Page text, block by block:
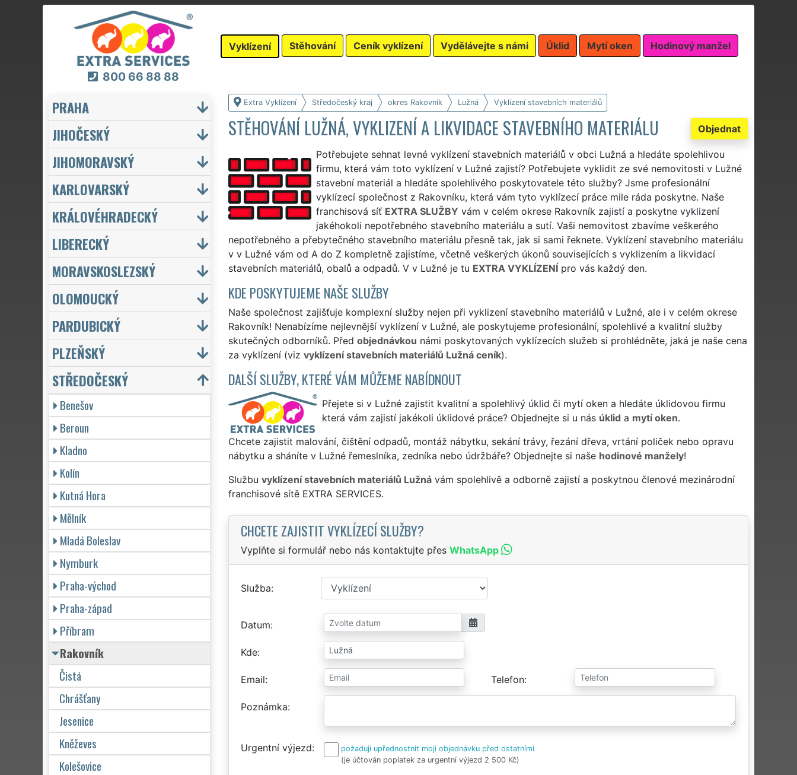
800 66 88 88
Vyklízení Stěhování Ceník vyklízení Vydělávejte s námi Úklid Mytí oken Hodinový manžel
Extra Vyklízení Středočeský kraj okres Rakovník Lužná Vyklízení stavebních materiálů
Objednat
STĚHOVÁNÍ LUŽNÁ, VYKLIZENÍ A LIKVIDACE STAVEBNÍHO MATERIÁLU
Potřebujete sehnat levné vyklízení stavebních materiálů v obci Lužná a hledáte spolehlivou
firmu, která vám toto vyklízení v Lužné zajistí? Potřebujete vyklidit ze své nemovitosti v Lužné
stavební materiál a hledáte spolehlivého poskytovatele této služby? Jsme profesionální
vyklízecí společnost z Rakovníku, která vám tyto vyklízecí práce mile ráda poskytne. Naše
franchisová síť EXTRA SLUŽBY vám v celém okrese Rakovník zajistí a poskytne vyklizení
jakéhokoli nepotřebného stavebního materiálu a sutí. Vaši nemovitost zbavíme veškerého
nepotřebného a přebytečného stavebního materiálu přesně tak, jak si sami řeknete. Vyklízení stavebního materiálu
v v Lužné vám od A do Z kompletně zajistíme, včetně veškerých úkonů souvisejících s vyklizením a likvidací
stavebních materiálů, obalů a odpadů. V v Lužné je tu EXTRA VYKLÍZENÍpro vás každý den.
KDE POSKYTUJEME NAŠE SLUŽBY
Naše společnost zajišťuje komplexní služby nejen při vyklizení stavebního materiálů v Lužné, ale i v celém okrese
Rakovník! Nenabízíme nejlevnější vyklízení v Lužné, ale poskytujeme profesionální, spolehlivé a kvalitní služby
skutečných odborníků. Před objednávkou námi poskytovaných vyklízecích služeb si prohlédněte, jaká je naše cena
za vyklízení (viz vyklízení stavebních materiálů Lužná ceník).
DALŠÍ SLUŽBY, KTERÉ VÁM MŮŽEME NABÍDNOUT
Přejete si v Lužné zajistit kvalitní a spolehlivý úklid či mytí oken a hledáte úklidovou firmu
která vám zajistí jakékoli úklidové práce? Objednejte si u nás úklid a mytí oken.
Chcete zajistit malování, čištění odpadů, montáž nábytku, sekání trávy, řezání dřeva, vrtání poliček nebo opravu
nábytku a sháníte v Lužné řemeslníka, zedníka nebo údržbáře? Objednejte si naše hodinové manžely!
Službu vyklízení stavebních materiálů Lužnávám spolehlivě a odborně zajistí a poskytnou členové mezinárodní
franchisové sítě EXTRA SERVICES.
CHCETE ZAJISTIT VYKLÍZECÍ SLUŽBY?
Vyplňte si formulář nebo nás kontaktujte přes WhatsApp
Služba
Datum
Kde
Email Telefon
Poznámka
Urgentní výjezd
požaduji upřednostnit moji objednávku před ostatními
(je účtován poplatek za urgentní výjezd 2 500 Kč)
PRAHA
JIHOČESKÝ
JIHOMORAVSKÝ
KARLOVARSKÝ
KRÁLOVÉHRADECKÝ
LIBERECKÝ
MORAVSKOSLEZSKÝ
OLOMOUCKÝ
PARDUBICKÝ
PLZEŇSKÝ
STŘEDOČESKÝ
Benešov
Beroun
Kladno
Kolín
Kutná Hora
Mělník
Mladá Boleslav
Nymburk
Praha-východ
Praha-západ
Příbram
Rakovník
Čistá
Chrášťany
Jesenice
Kněževes
Kolešovice